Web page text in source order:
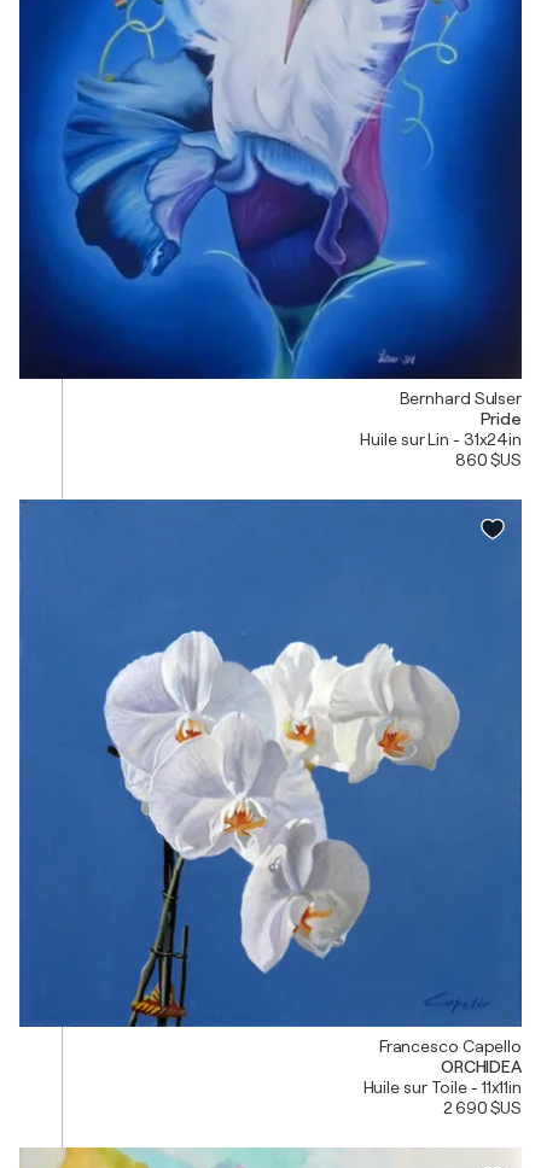
Bernhard Sulser
Pride
Huile sur Lin - 31x24in
860 $US
Francesco Capello
ORCHIDEA
Huile sur Toile - 11x11in
2 690 $US